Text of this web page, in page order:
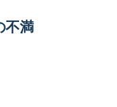
不満